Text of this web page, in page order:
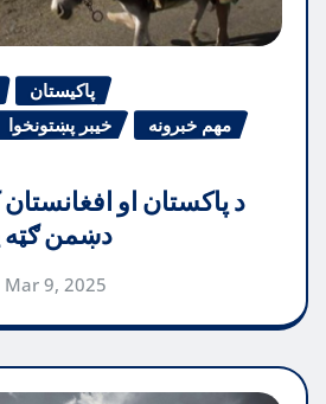
پاکیستان
خیبر پښتونخوا
مهم خبرونه
د پاکستان او
دښمن ګټه
Mar 9, 2025